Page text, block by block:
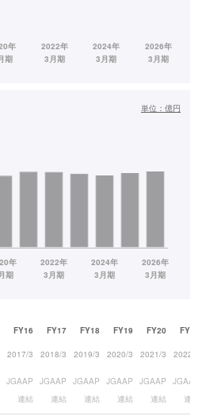
単位： 億円
FY16 FY17 FY18 FY19 FY20 FY21
2017/3 2018/3 2019/3 2020/3 2021/3 2022/3
JGAAP
連結
JGAAP
連結
JGAAP
連結
JGAAP
連結
JGAAP
連結
JGAAP
連結